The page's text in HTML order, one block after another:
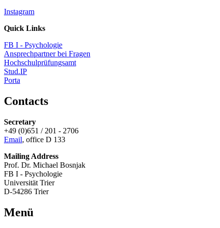
Instagram
Quick Links
FB I - Psychologie
Ansprechpartner bei Fragen
Hochschulprüfungsamt
Stud.IP
Porta
Contacts
Secretary
+49 (0)651 / 201 - 2706
Email, office D 133
Mailing Address
Prof. Dr. Michael Bosnjak
FB I - Psychologie
Universität Trier
D-54286 Trier
Menü